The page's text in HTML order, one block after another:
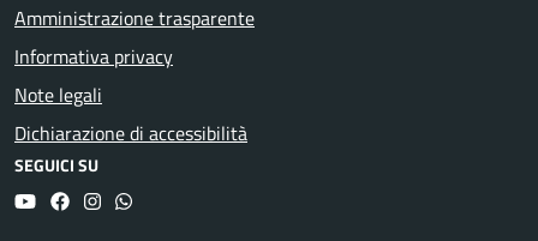
Amministrazione trasparente
Informativa privacy
Note legali
Dichiarazione di accessibilità
SEGUICI SU
YouTubeFacebookInstagram
Whatsapp